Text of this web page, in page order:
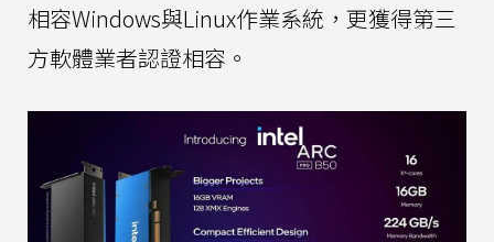
相容Windows與Linux作業系統，更獲得第三
方軟體業者認證相容。